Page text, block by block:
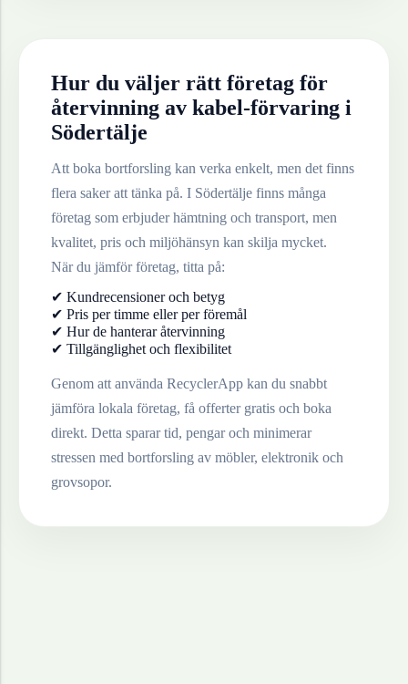
Hur du väljer rätt företag för
återvinning av kabel-förvaring i
Södertälje
Att boka bortforsling kan verka enkelt, men det finns
flera saker att tänka på. I Södertälje finns många
företag som erbjuder hämtning och transport, men
kvalitet, pris och miljöhänsyn kan skilja mycket.
När du jämför företag, titta på:
✔ Kundrecensioner och betyg
✔ Pris per timme eller per föremål
✔ Hur de hanterar återvinning
✔ Tillgänglighet och flexibilitet
Genom att använda RecyclerApp kan du snabbt
jämföra lokala företag, få offerter gratis och boka
direkt. Detta sparar tid, pengar och minimerar
stressen med bortforsling av möbler, elektronik och
grovsopor.